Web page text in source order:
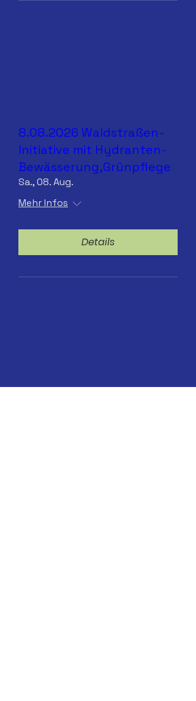
8.08.2026 Waldstraßen-
Initiative mit Hydranten-
Bewässerung,Grünpflege
Sa., 08. Aug.
Mehr Infos
Details